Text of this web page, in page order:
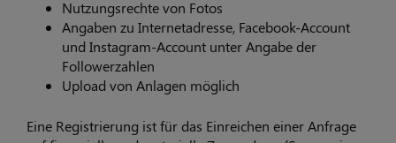
Nutzungsrechte von Fotos
Angaben zu Internetadresse, Facebook-Account
und Instagram-Account unter Angabe der
Followerzahlen
Upload von Anlagen möglich
Eine Registrierung ist für das Einreichen einer Anfrage